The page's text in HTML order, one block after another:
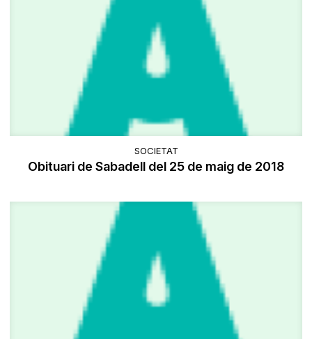
SOCIETAT
Obituari de Sabadell del 25 de maig de 2018